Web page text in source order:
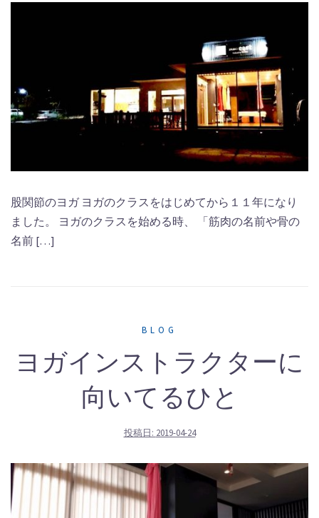
股関節のヨガ ヨガのクラスをはじめてから１１年になり
ました。 ヨガのクラスを始める時、 「筋肉の名前や骨の
名前 […]
BLOG
ヨガインストラクターに
向いてるひと
投稿日: 2019-04-24